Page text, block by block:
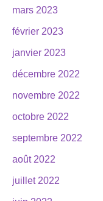
mars 2023
février 2023
janvier 2023
décembre 2022
novembre 2022
octobre 2022
septembre 2022
août 2022
juillet 2022